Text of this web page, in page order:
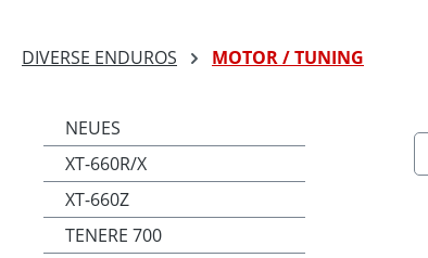
DIVERSE ENDUROS MOTOR / TUNING
NEUES
XT-660R/X
XT-660Z
TENERE 700